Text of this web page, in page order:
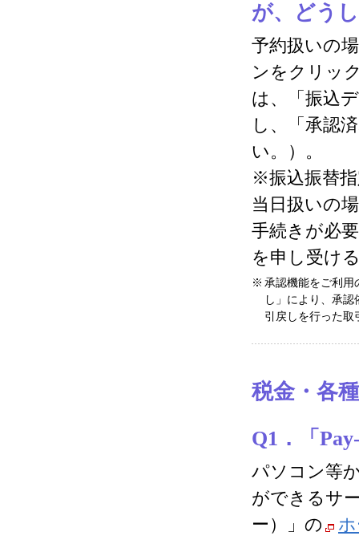
が、どう
予約扱いの
ンをクリッ
は、「振込
し、「承認
い。）。
※振込振替
当日扱いの
手続きが必
を申し受け
※ 承認機能をご利用
し」により、承
引戻しを行った取
税金・各
Q1．「
パソコン等
ができるサ
ー）」の